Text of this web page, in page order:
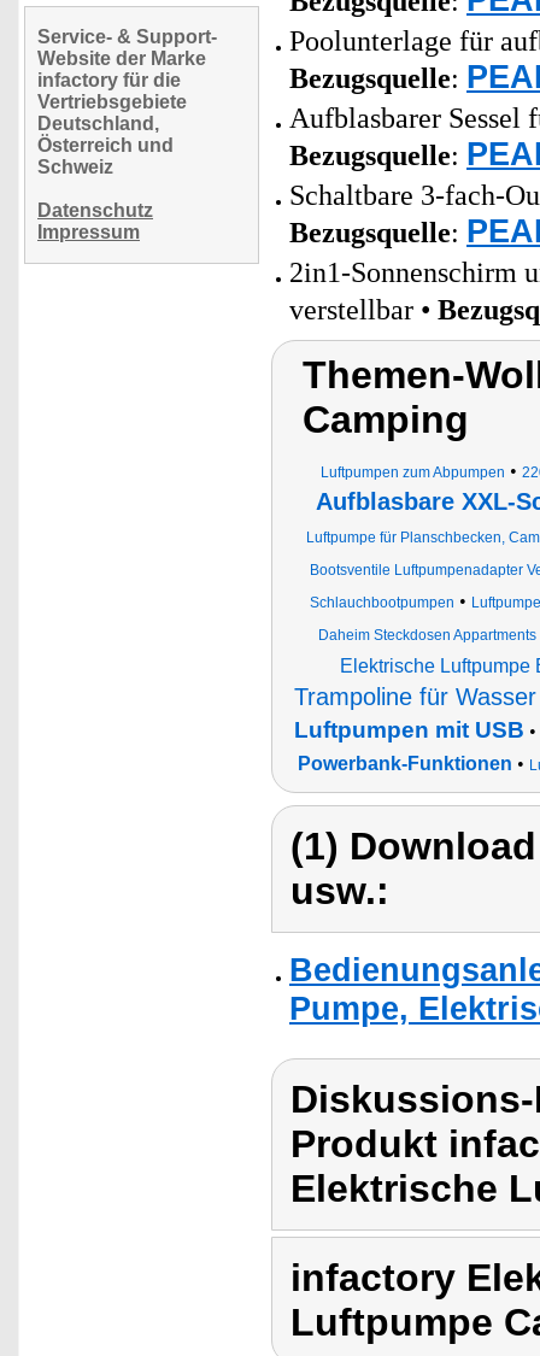
Service- & Support-
Website der Marke
infactory für die
Vertriebsgebiete
Deutschland,
Österreich und
Schweiz
Datenschutz
Impressum
Poolunterlage für
Bezugsquelle:
Aufblasbarer Sessel
Bezugsquelle:
Schaltbare 3-fach-
Bezugsquelle:
2in1-Sonnenschirm
verstellbar •
Themen-
Camping
Luftpumpen zum Abpumpen •
Aufblasbare XXL-
Luftpumpe für Planschbecken,
Bootsventile Luftpumpenadapter
Schlauchbootpumpen •
Daheim Steckdosen
Elektrische Luftpumpe
Trampoline für
Luftpumpen mit USB •
Powerbank-Funktionen •
(1)
usw.:
Pumpe,
Produkt
Elektrische
infactory
Luftpumpe